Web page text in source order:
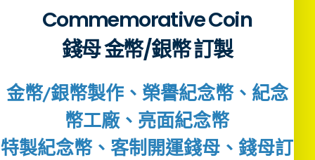
Commemorative Coin
錢母 金幣/銀幣 訂製
金幣/銀幣製作、榮譽紀念幣、紀念
幣工廠、亮面紀念幣
特製紀念幣、客制開運錢母、錢母訂